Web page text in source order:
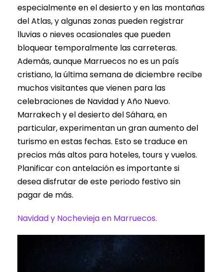
especialmente en el desierto y en las montañas
del Atlas, y algunas zonas pueden registrar
lluvias o nieves ocasionales que pueden
bloquear temporalmente las carreteras.
Además, aunque Marruecos no es un país
cristiano, la última semana de diciembre recibe
muchos visitantes que vienen para las
celebraciones de Navidad y Año Nuevo.
Marrakech y el desierto del Sáhara, en
particular, experimentan un gran aumento del
turismo en estas fechas. Esto se traduce en
precios más altos para hoteles, tours y vuelos.
Planificar con antelación es importante si
desea disfrutar de este periodo festivo sin
pagar de más.
Navidad y Nochevieja en Marruecos.